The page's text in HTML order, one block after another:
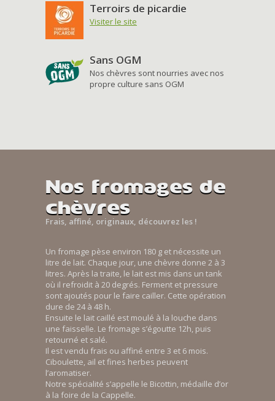
Terroirs de picardie
Visiter le site
Sans OGM
Nos chèvres sont nourries avec nos
propre culture sans OGM
Nos fromages de
chèvres
Frais, affiné, originaux, découvrez les !
Un fromage pèse environ 180 g et nécessite un
litre de lait. Chaque jour, une chèvre donne 2 à 3
litres. Après la traite, le lait est mis dans un tank
où il refroidit à 20 degrés. Ferment et pressure
sont ajoutés pour le faire cailler. Cette opération
dure de 24 à 48 h.
Ensuite le lait caillé est moulé à la louche dans
une faisselle. Le fromage s’égoutte 12h, puis
retourné et salé.
Il est vendu frais ou affiné entre 3 et 6 mois.
Ciboulette, ail et fines herbes peuvent
l’aromatiser.
Notre spécialité s’appelle le Bicottin, médaille d’or
à la foire de la Cappelle.